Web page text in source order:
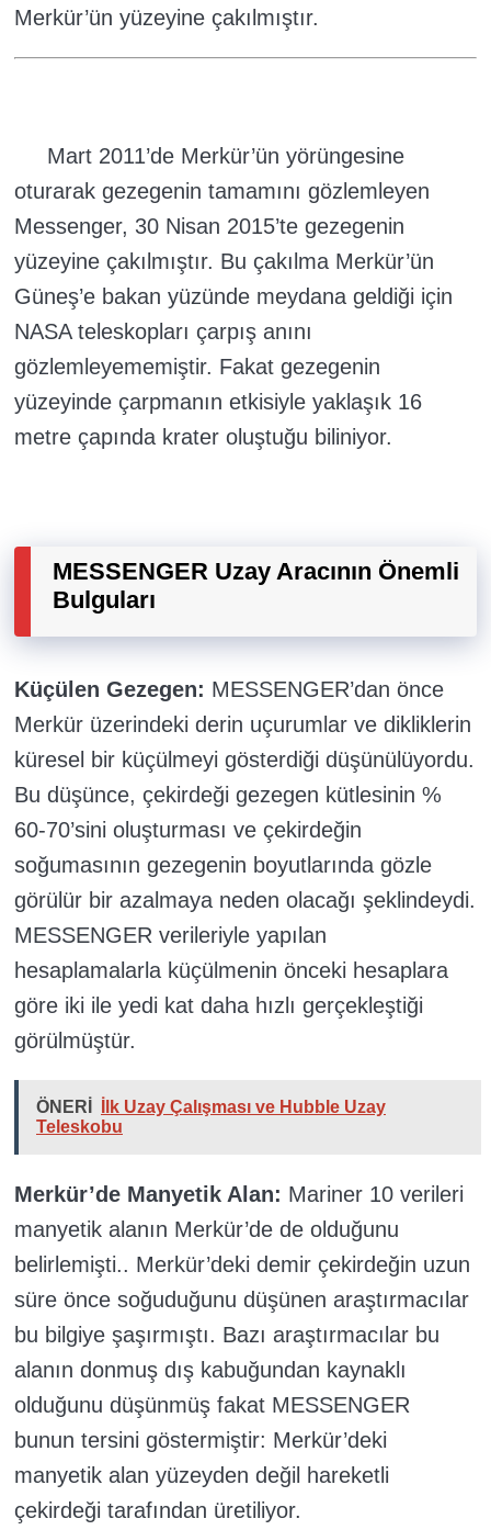
Merkür’ün yüzeyine çakılmıştır.
Mart 2011’de Merkür’ün yörüngesine
oturarak gezegenin tamamını gözlemleyen
Messenger, 30 Nisan 2015’te gezegenin
yüzeyine çakılmıştır. Bu çakılma Merkür’ün
Güneş’e bakan yüzünde meydana geldiği için
NASA teleskopları çarpış anını
gözlemleyememiştir. Fakat gezegenin
yüzeyinde çarpmanın etkisiyle yaklaşık 16
metre çapında krater oluştuğu biliniyor.
MESSENGER Uzay Aracının Önemli
Bulguları
Küçülen Gezegen: MESSENGER’dan önce
Merkür üzerindeki derin uçurumlar ve dikliklerin
küresel bir küçülmeyi gösterdiği düşünülüyordu.
Bu düşünce, çekirdeği gezegen kütlesinin %
60-70’sini oluşturması ve çekirdeğin
soğumasının gezegenin boyutlarında gözle
görülür bir azalmaya neden olacağı şeklindeydi.
MESSENGER verileriyle yapılan
hesaplamalarla küçülmenin önceki hesaplara
göre iki ile yedi kat daha hızlı gerçekleştiği
görülmüştür.
ÖNERİ
İlk Uzay Çalışması ve Hubble Uzay
Teleskobu
Merkür’de Manyetik Alan: Mariner 10 verileri
manyetik alanın Merkür’de de olduğunu
belirlemişti.. Merkür’deki demir çekirdeğin uzun
süre önce soğuduğunu düşünen araştırmacılar
bu bilgiye şaşırmıştı. Bazı araştırmacılar bu
alanın donmuş dış kabuğundan kaynaklı
olduğunu düşünmüş fakat MESSENGER
bunun tersini göstermiştir: Merkür’deki
manyetik alan yüzeyden değil hareketli
çekirdeği tarafından üretiliyor.